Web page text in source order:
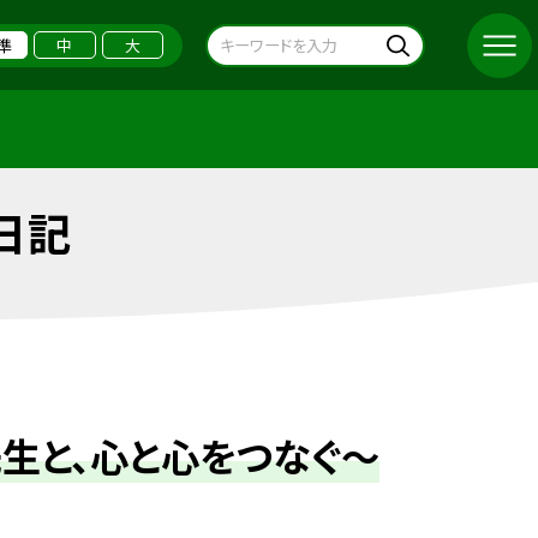
中 大
記
、心と心をつなぐ～